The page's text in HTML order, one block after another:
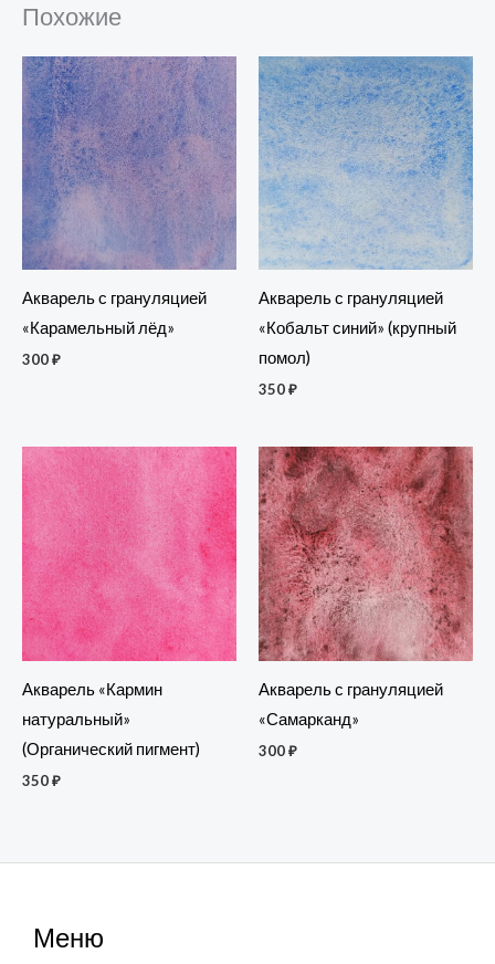
Похожие
Акварель с грануляцией
«Карамельный лёд»
300₽
Акварель с грануляцией
«Кобальт синий» (крупный
помол)
350₽
Акварель «Кармин
натуральный»
(Органический пигмент)
350₽
Акварель с грануляцией
«Самарканд»
300₽
Меню